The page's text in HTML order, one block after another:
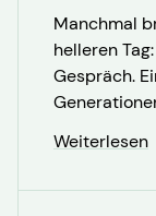
Manchmal
helleren
Gespräch.
Weiterlesen